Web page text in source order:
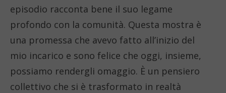
episodio racconta bene il suo legame
profondo con la comunità. Questa mostra è
una promessa che avevo fatto all’inizio del
mio incarico e sono felice che oggi, insieme,
possiamo rendergli omaggio. È un pensiero
collettivo che si è trasformato in realtà